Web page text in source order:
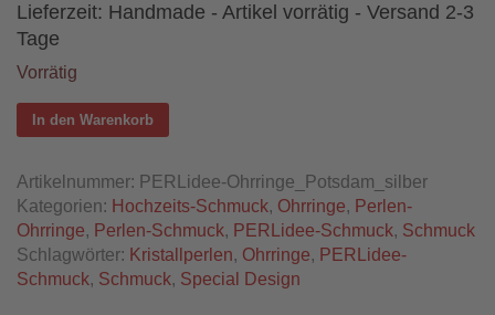
Lieferzeit: Handmade - Artikel vorrätig - Versand 2-3
Tage
Vorrätig
In den Warenkorb
Artikelnummer: PERLidee-Ohrringe_Potsdam_silber
Kategorien: Hochzeits-Schmuck, Ohrringe, Perlen-
Ohrringe, Perlen-Schmuck, PERLidee-Schmuck, Schmuck
Schlagwörter: Kristallperlen, Ohrringe, PERLidee-
Schmuck, Schmuck, Special Design